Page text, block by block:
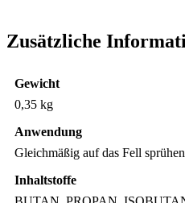
Zusätzliche
Gewicht
0,35 kg
Anwendung
Gleichmäßig auf das Fell
Inhaltstoffe